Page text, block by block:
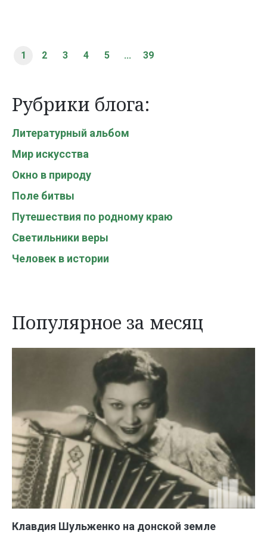
1 2 3 4 5 ... 39
Рубрики блога:
Литературный альбом
Мир искусства
Окно в природу
Поле битвы
Путешествия по родному краю
Светильники веры
Человек в истории
Популярное за месяц
Клавдия Шульженко на донской земле